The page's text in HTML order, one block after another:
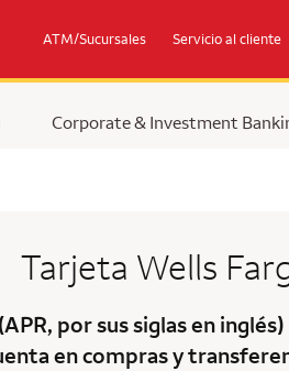
ATM/Sucursales Servicio al cliente
Corporate & Investment
Tarjeta Wells
por sus siglas en
en compras y